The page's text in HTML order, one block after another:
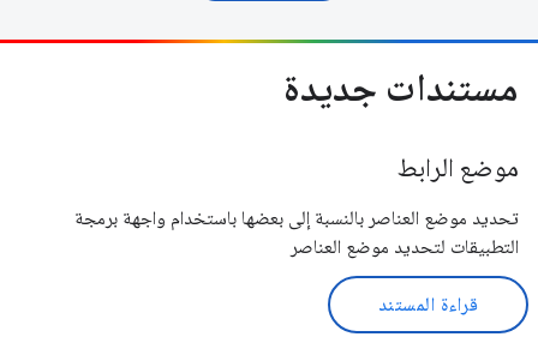
مستندات جديدة
موضع الرابط
تحديد موضع العناصر بالنسبة إلى بعضها باستخدام واجهة برمجة
التطبيقات لتحديد موضع العناصر
قراءة المستند